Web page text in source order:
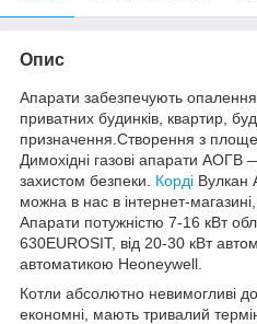
Опис
Апарати забезпечують
приватних будинків, квартир,
призначення.Створення з
Димохідні газові апарати
захистом безпеки. Корді Вулкан
можна в нас в інтернет-
Апарати потужністю 7-16 кВт
630EUROSIT, від 20-30 кВт
автоматикою Неoneywell.
Котли абсолютно невимогливі до
економні, мають тривалий